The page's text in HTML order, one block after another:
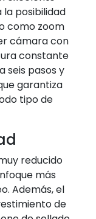
la posibilidad
como zoom
cámara con
constante
seis pasos y
garantiza
tipo de
reducido
más
Además, el
de